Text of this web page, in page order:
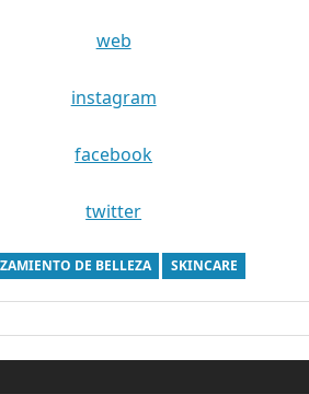
web
instagram
facebook
twitter
DE BELLEZA SKINCARE